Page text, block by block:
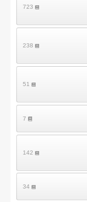
723
238
51
7
142
34